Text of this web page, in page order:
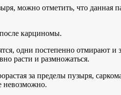
можно отметить, что данная
карциномы.
одни постепенно
расти и размножаться.
за пределы пузыря,
невозможно.